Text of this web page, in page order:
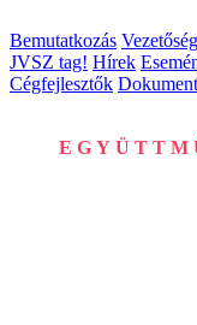
Bemutatkozás Vezetőség
JVSZ tag! Hírek
Cégfejlesztők